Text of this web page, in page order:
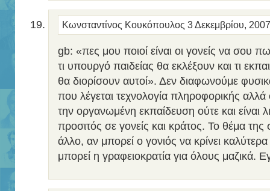
Κωνσταντίνος Κουκόπουλος 3 Δεκεμβρίου,
gb: «πες μου ποιοί είναι οι γονείς να σου
τι υπουργό παιδείας θα εκλέξουν και τι
θα διορίσουν αυτοί». Δεν διαφωνούμε
που λέγεται τεχνολογία πληροφορικής αλλά
την οργανωμένη εκπαίδευση ούτε και είναι
προσιτός σε γονείς και κράτος. Το θέμα της
άλλο, αν μπορεί ο γονιός να κρίνει καλύτερα
μπορεί η γραφειοκρατία για όλους μαζικά.